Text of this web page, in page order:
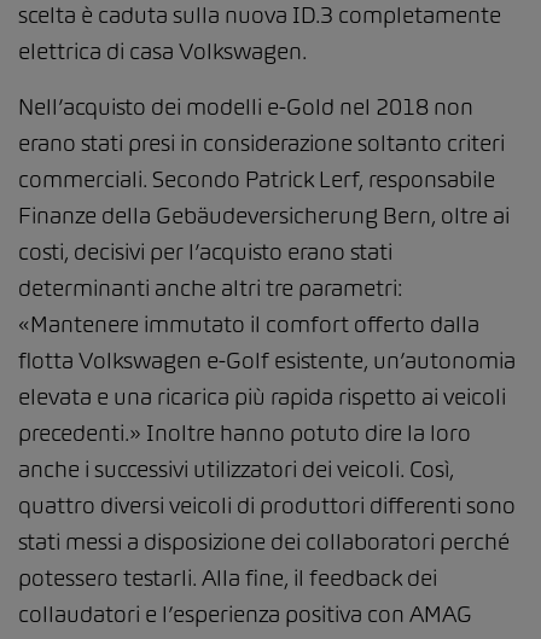
scelta è caduta sulla nuova ID.3 completamente
elettrica di casa Volkswagen.
Nell’acquisto dei modelli e-Gold nel 2018 non
erano stati presi in considerazione soltanto criteri
commerciali. Secondo Patrick Lerf, responsabile
Finanze della Gebäudeversicherung Bern, oltre ai
costi, decisivi per l’acquisto erano stati
determinanti anche altri tre parametri:
«Mantenere immutato il comfort offerto dalla
flotta Volkswagen e-Golf esistente, un’autonomia
elevata e una ricarica più rapida rispetto ai veicoli
precedenti.» Inoltre hanno potuto dire la loro
anche i successivi utilizzatori dei veicoli. Così,
quattro diversi veicoli di produttori differenti sono
stati messi a disposizione dei collaboratori perché
potessero testarli. Alla fine, il feedback dei
collaudatori e l’esperienza positiva con AMAG